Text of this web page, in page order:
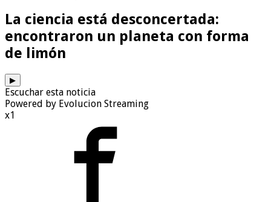
La ciencia está desconcertada:
encontraron un planeta con forma
de limón
▶
Escuchar esta noticia
Powered by Evolucion Streaming
x1